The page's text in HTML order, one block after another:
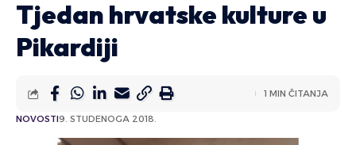
Tjedan hrvatske kulture u
Pikardiji
NOVOSTI9. STUDENOGA 2018.
1 MIN ČITANJA